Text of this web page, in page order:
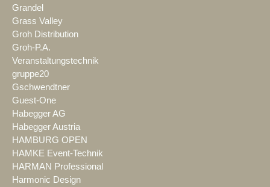
Grandel
Grass Valley
Groh Distribution
Groh-P.A.
Veranstaltungstechnik
gruppe20
Gschwendtner
Guest-One
Habegger AG
Habegger Austria
HAMBURG OPEN
HAMKE Event-Technik
HARMAN Professional
Harmonic Design